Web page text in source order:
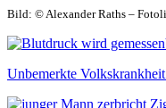
Bild: © Alexander Raths –
Unbemerkte